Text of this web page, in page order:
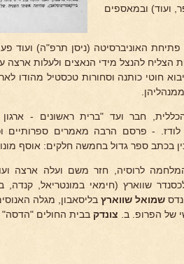
ועוד) ובמאספים
האוניברסיטה (ניסן תרפ"ה) ועוד
הצליח להנצל מידי הנאצים ולעלות
חוטי כותנה וסחורות טכסטיל מהודו
חבר ועד "ברית ראשונים -
לודז. - פרסם הרבה מאמרים ספרותיים
בכתב ספר גדול בחמשה חלקים: אוסף
לרוסיה, חזר משם ועלה ארצה
שווארץ (חימאי במונטריאל, קנדה,
שמואל שווארץ בליסאבון, מגלה
של הפרופ. ב. צונדק בבית החולים "הדסה"